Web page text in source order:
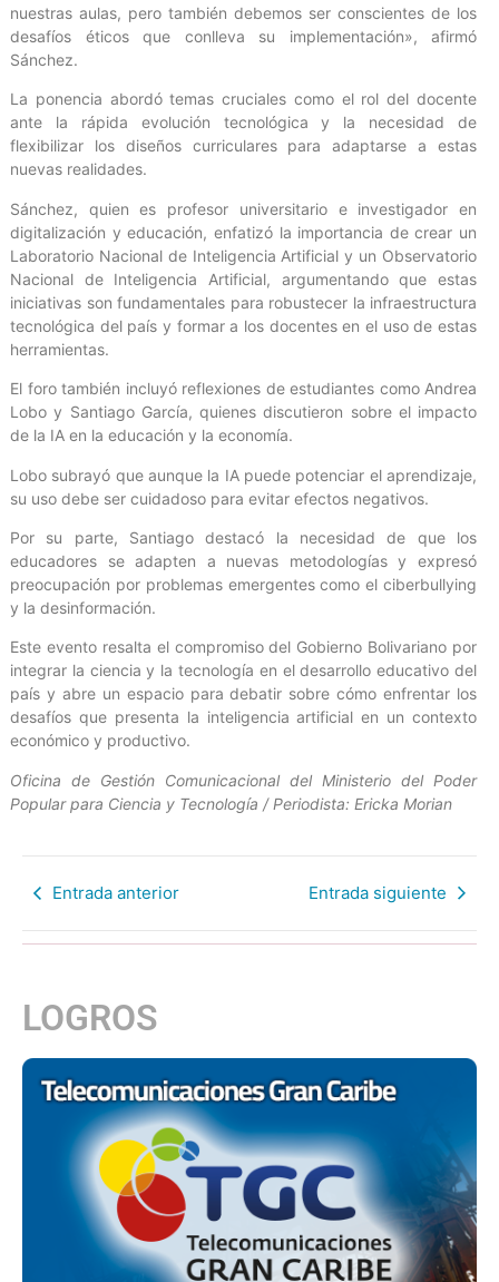
nuestras aulas, pero también debemos ser conscientes de los
desafíos éticos que conlleva su implementación», afirmó
Sánchez.
La ponencia abordó temas cruciales como el rol del docente
ante la rápida evolución tecnológica y la necesidad de
flexibilizar los diseños curriculares para adaptarse a estas
nuevas realidades.
Sánchez, quien es profesor universitario e investigador en
digitalización y educación, enfatizó la importancia de crear un
Laboratorio Nacional de Inteligencia Artificial y un Observatorio
Nacional de Inteligencia Artificial, argumentando que estas
iniciativas son fundamentales para robustecer la infraestructura
tecnológica del país y formar a los docentes en el uso de estas
herramientas.
El foro también incluyó reflexiones de estudiantes como Andrea
Lobo y Santiago García, quienes discutieron sobre el impacto
de la IA en la educación y la economía.
Lobo subrayó que aunque la IA puede potenciar el aprendizaje,
su uso debe ser cuidadoso para evitar efectos negativos.
Por su parte, Santiago destacó la necesidad de que los
educadores se adapten a nuevas metodologías y expresó
preocupación por problemas emergentes como el ciberbullying
y la desinformación.
Este evento resalta el compromiso del Gobierno Bolivariano por
integrar la ciencia y la tecnología en el desarrollo educativo del
país y abre un espacio para debatir sobre cómo enfrentar los
desafíos que presenta la inteligencia artificial en un contexto
económico y productivo.
Oficina de Gestión Comunicacional del Ministerio del Poder
Popular para Ciencia y Tecnología / Periodista: Ericka Morian
Entrada anterior Entrada siguiente
LOGROS